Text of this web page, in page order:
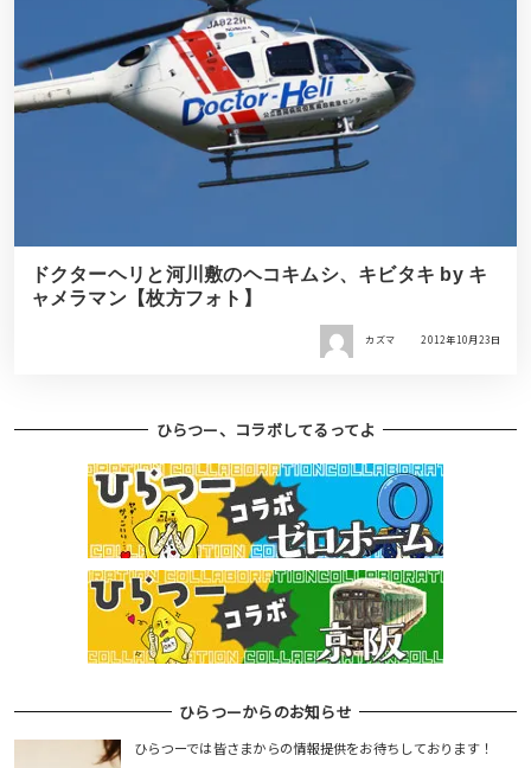
ドクターヘリと河川敷のヘコキムシ、キビタキ by キ
ャメラマン【枚方フォト】
カズマ 2012年10月23日
ひらつー、コラボしてるってよ
ひらつーからのお知らせ
ひらつーでは皆さまからの情報提供をお待ちしております！